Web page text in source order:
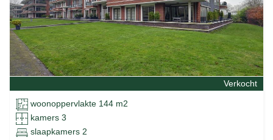
Verkocht
woonoppervlakte 144 m2
kamers 3
slaapkamers 2